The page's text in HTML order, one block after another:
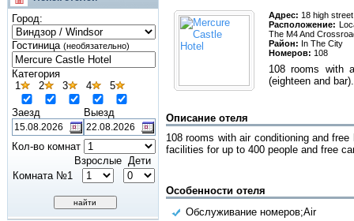
Город:
Гостиница (необязательно)
Категория
1
2 3 4 5
Заезд Выезд
Кол-во комнат
Взрослые Дети
Комната №1
Адрес: 18 high
Расположение:
The M4 And
Район: In The City
Номеров: 108
108 rooms with
(eighteen and bar).
Описание отеля
108 rooms with air conditioning and
facilities for up to 400 people and free
Особенности отеля
Обслуживание номеров;Air